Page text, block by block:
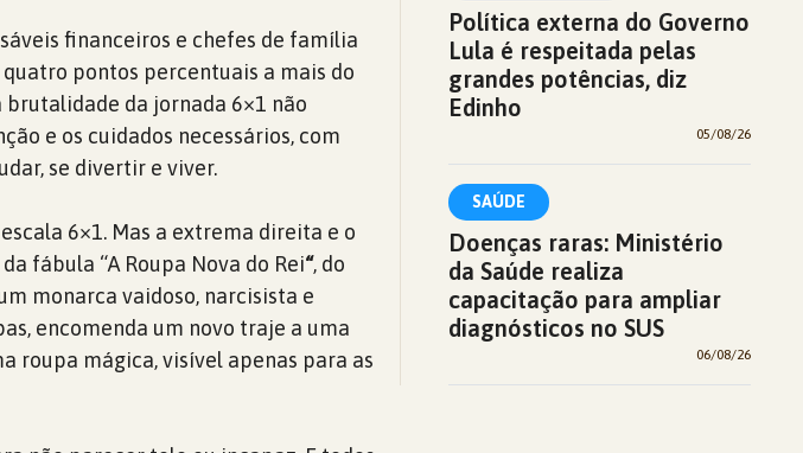
financeiros e chefes de família
pontos percentuais a mais do
brutalidade da jornada 6×1 não
e os cuidados necessários, com
se divertir e viver.
6×1. Mas a extrema direita e o
fábula “A Roupa Nova do Rei“, do
monarca vaidoso, narcisista e
encomenda um novo traje a uma
roupa mágica, visível apenas para as
Política externa do Governo
Lula é respeitada pelas
grandes potências, diz
Edinho
05/08/26
SAÚDE
Doenças raras: Ministério
da Saúde realiza
capacitação para ampliar
diagnósticos no SUS
06/08/26